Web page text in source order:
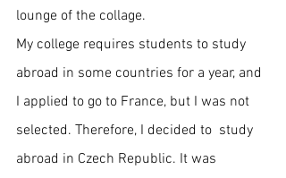
lounge of the collage.
My college requires students to study
abroad in some countries for a year, and
I applied to go to France, but I was not
selected. Therefore, I decided to  study
abroad in Czech Republic. It was